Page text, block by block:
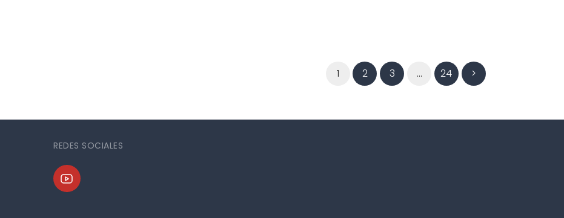
1 2 3 … 24 >
REDES SOCIALES